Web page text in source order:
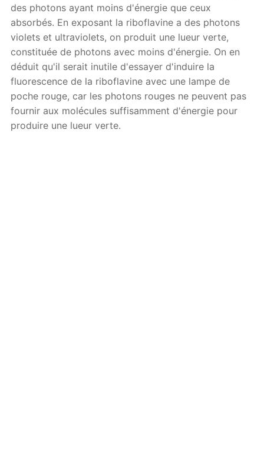
des photons ayant moins d'énergie que ceux
absorbés. En exposant la riboflavine a des photons
violets et ultraviolets, on produit une lueur verte,
constituée de photons avec moins d'énergie. On en
déduit qu'il serait inutile d'essayer d'induire la
fluorescence de la riboflavine avec une lampe de
poche rouge, car les photons rouges ne peuvent pas
fournir aux molécules suffisamment d'énergie pour
produire une lueur verte.